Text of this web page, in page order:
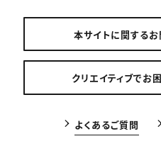
本サイトに関する
クリエイティブでお
よくあるご質問